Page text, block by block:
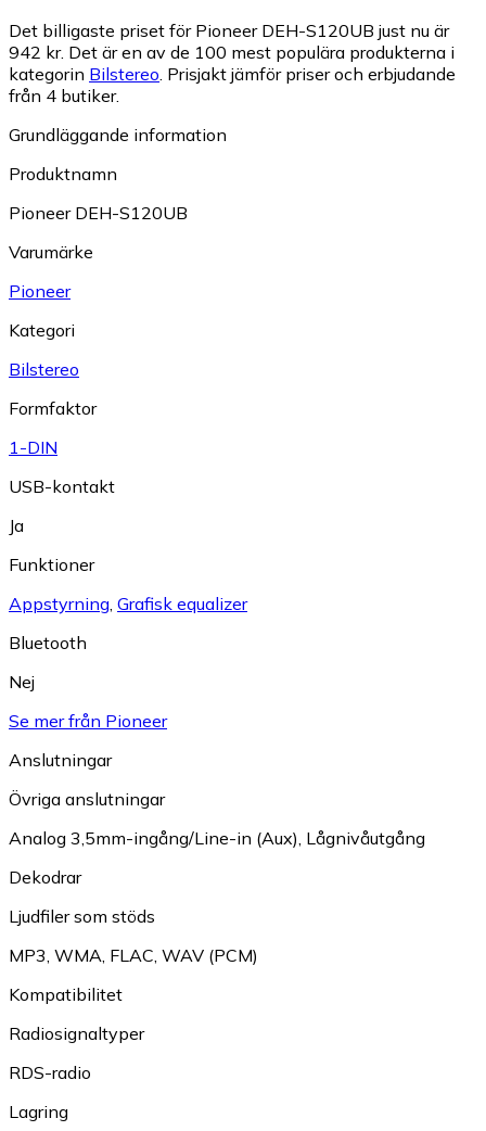
Det billigaste priset för Pioneer DEH-S120UB just nu är
942 kr. Det är en av de 100 mest populära produkterna i
kategorin Bilstereo. Prisjakt jämför priser och erbjudande
från 4 butiker.
Grundläggande information
Produktnamn
Pioneer DEH-S120UB
Varumärke
Pioneer
Kategori
Bilstereo
Formfaktor
1-DIN
USB-kontakt
Ja
Funktioner
Appstyrning, Grafisk equalizer
Bluetooth
Nej
Se mer från Pioneer
Anslutningar
Övriga anslutningar
Analog 3,5mm-ingång/Line-in (Aux), Lågnivåutgång
Dekodrar
Ljudfiler som stöds
MP3, WMA, FLAC, WAV (PCM)
Kompatibilitet
Radiosignaltyper
RDS-radio
Lagring